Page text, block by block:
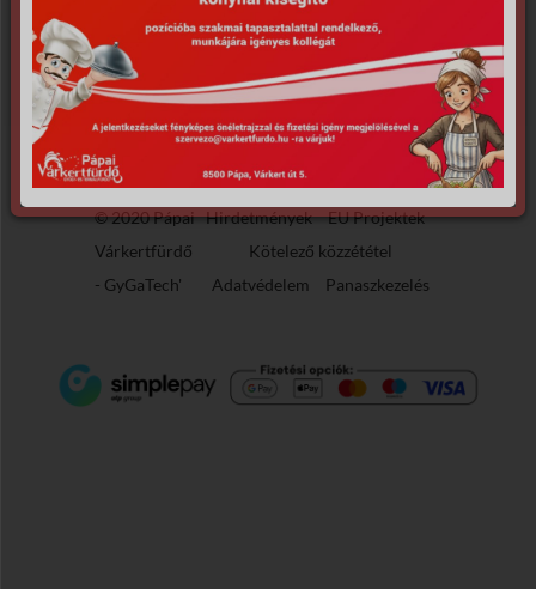
meg a keresésnek.
© 2020 Pápai
Várkertfürdő
- GyGaTech'
Hirdetmények
EU Projektek
Kötelező közzététel
Adatvédelem
Panaszkezelés